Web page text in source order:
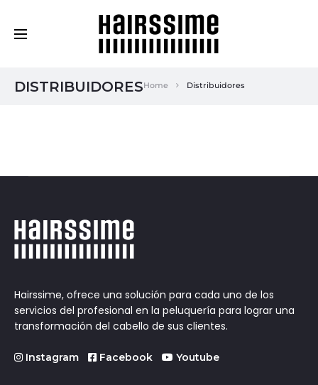
DISTRIBUIDORESHome Distribuidores
Hairssime, ofrece una solución para cada uno de los
servicios del profesional en la peluquería para lograr una
transformación del cabello de sus clientes.
Instagram Facebook Youtube